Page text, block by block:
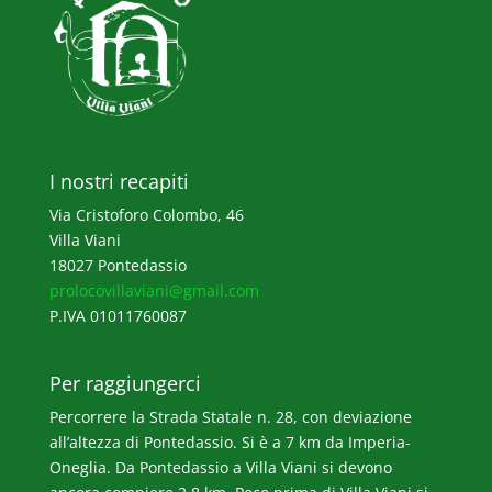
I nostri recapiti
Via Cristoforo Colombo, 46
Villa Viani
18027 Pontedassio
prolocovillaviani@gmail.com
P.IVA 01011760087
Per raggiungerci
Percorrere la Strada Statale n. 28, con deviazione
all’altezza di Pontedassio. Si è a 7 km da Imperia-
Oneglia. Da Pontedassio a Villa Viani si devono